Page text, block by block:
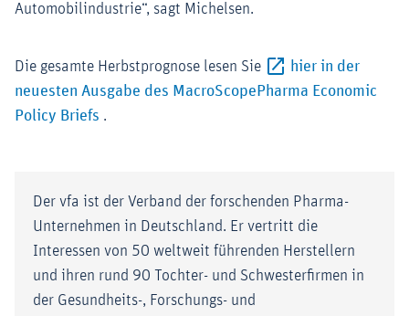
Automobilindustrie“, sagt Michelsen.
Die gesamte Herbstprognose lesen Sie
hier in der
neuesten Ausgabe des MacroScopePharma Economic
Policy Briefs Externer-Link (Öffnet im neuen Fenster)
.
Der vfa ist der Verband der forschenden Pharma-
Unternehmen in Deutschland. Er vertritt die
Interessen von 50 weltweit führenden Herstellern
und ihren rund 90 Tochter- und Schwesterfirmen in
der Gesundheits-, Forschungs- und